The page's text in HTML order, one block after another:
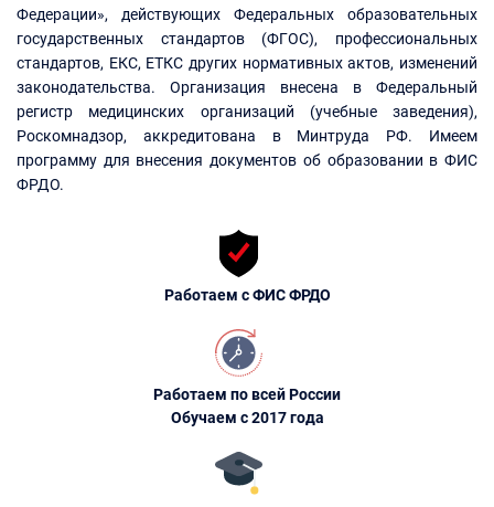
Федерации», действующих Федеральных образовательных
государственных стандартов (ФГОС), профессиональных
стандартов, ЕКС, ЕТКС других нормативных актов, изменений
законодательства. Организация внесена в Федеральный
регистр медицинских организаций (учебные заведения),
Роскомнадзор, аккредитована в Минтруда РФ. Имеем
программу для внесения документов об образовании в ФИС
ФРДО.
Работаем с ФИС ФРДО
Работаем по всей России
Обучаем с 2017 года